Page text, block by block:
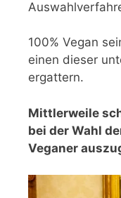
100% Vegan
einen dieser
ergattern.
Mittlerweile
bei der Wahl
Veganer